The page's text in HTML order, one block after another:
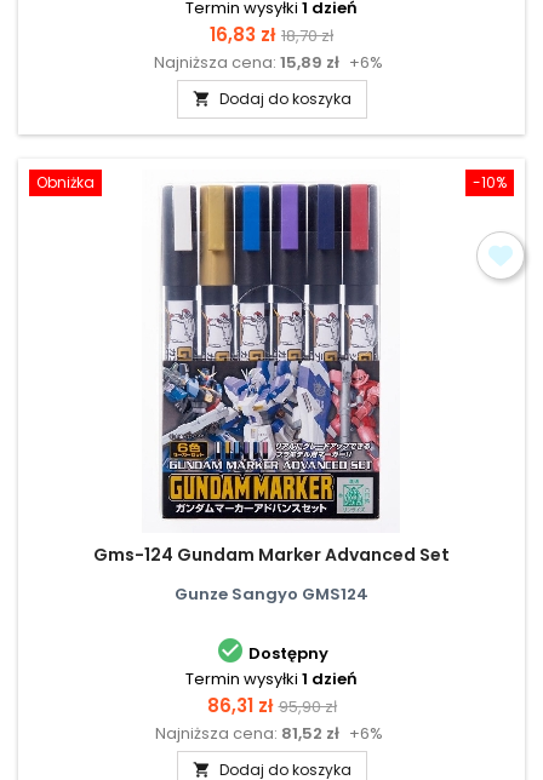
Termin wysyłki 1 dzień
Cena
16,83 zł Cena
podstawowa
18,70 zł
Najniższa cena: 15,89 zł +6%
 Dodaj do koszyka
-10%
Obniżka
Gms-124 Gundam Marker Advanced Set
Gunze Sangyo GMS124
 Dostępny
Termin wysyłki 1 dzień
Cena
86,31 zł Cena
podstawowa
95,90 zł
Najniższa cena: 81,52 zł +6%
 Dodaj do koszyka